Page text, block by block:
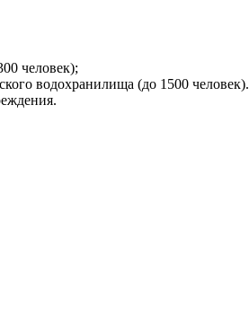
человек);
водохранилища (до 1500 человек).